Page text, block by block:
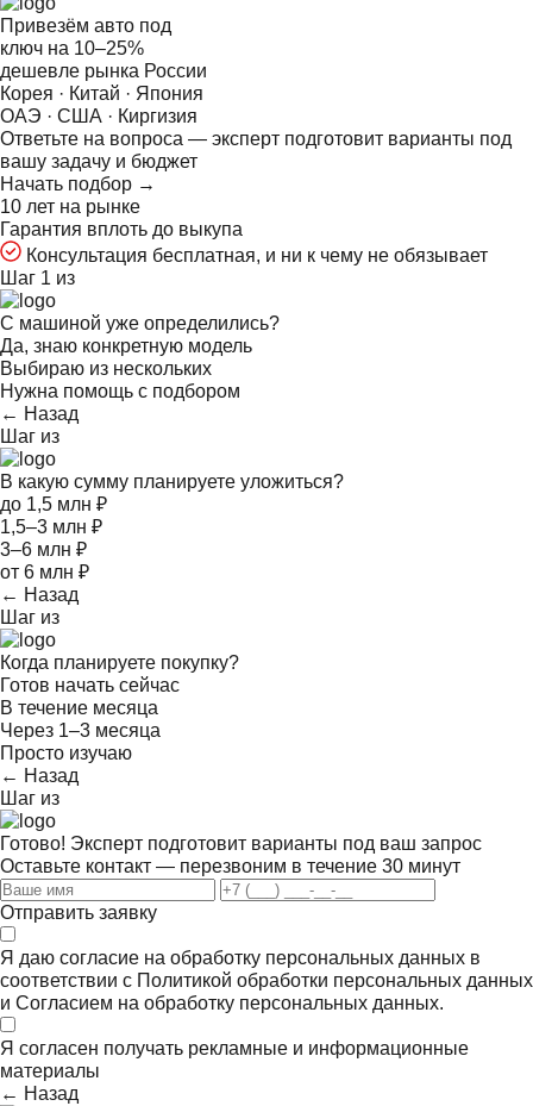
Привезём авто под
ключ на 10–25%
дешевле рынка России
Корея · Китай · Япония
ОАЭ · США · Киргизия
Ответьте на вопроса — эксперт подготовит варианты под
вашу задачу и бюджет
Начать подбор →
10 лет на рынке
Гарантия вплоть до выкупа
Консультация бесплатная, и ни к чему не обязывает
Шаг 1 из
С машиной уже определились?
Да, знаю конкретную модель
Выбираю из нескольких
Нужна помощь с подбором
← Назад
Шаг из
В какую сумму планируете уложиться?
до 1,5 млн ₽
1,5–3 млн ₽
3–6 млн ₽
от 6 млн ₽
← Назад
Шаг из
Когда планируете покупку?
Готов начать сейчас
В течение месяца
Через 1–3 месяца
Просто изучаю
← Назад
Шаг из
Готово! Эксперт подготовит варианты под ваш запрос
Оставьте контакт — перезвоним в течение 30 минут
Отправить заявку
Я даю согласие на обработку персональных данных в
соответствии с Политикой обработки персональных данных
и Согласием на обработку персональных данных.
Я согласен получать рекламные и информационные
материалы
← Назад